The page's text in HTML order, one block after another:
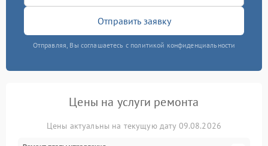
Отправить заявку
Отправляя, Вы соглашаетесь с политикой конфиденциальности
Цены на услуги ремонта
Цены актуальны на текущую дату 09.08.2026